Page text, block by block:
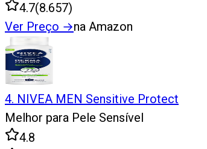
4.7(8.657)
Ver Preço →na Amazon
4. NIVEA MEN Sensitive Protect
Melhor para Pele Sensível
4.8